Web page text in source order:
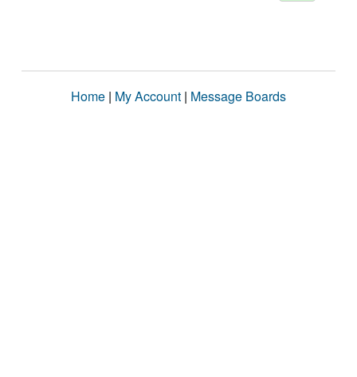
Home | My Account | Message Boards